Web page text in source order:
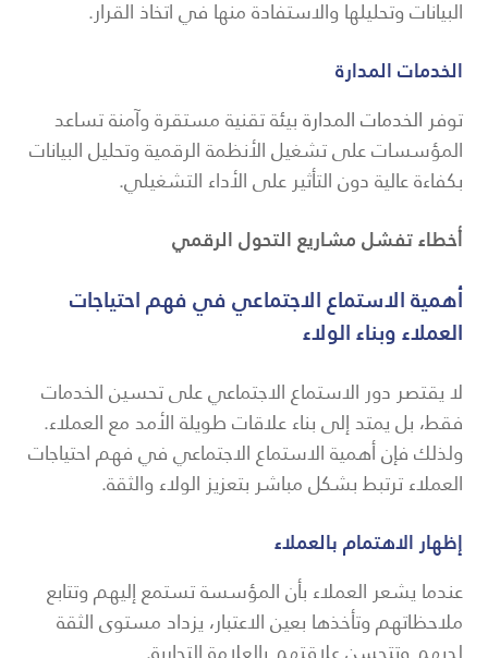
البيانات وتحليلها والاستفادة منها في اتخاذ القرار.
الخدمات المدارة
توفر الخدمات المدارةبيئة تقنية مستقرة وآمنة تساعد
المؤسسات على تشغيل الأنظمة الرقمية وتحليل البيانات
بكفاءة عالية دون التأثير على الأداء التشغيلي.
أخطاء تفشل مشاريع التحول الرقمي
أهمية الاستماع الاجتماعي في فهم احتياجات
العملاء وبناء الولاء
لا يقتصر دور الاستماع الاجتماعي على تحسين الخدمات
فقط، بل يمتد إلى بناء علاقات طويلة الأمد مع العملاء.
ولذلك فإن أهمية الاستماع الاجتماعي في فهم احتياجات
العملاء ترتبط بشكل مباشر بتعزيز الولاء والثقة.
إظهار الاهتمام بالعملاء
عندما يشعر العملاء بأن المؤسسة تستمع إليهم وتتابع
ملاحظاتهم وتأخذها بعين الاعتبار، يزداد مستوى الثقة